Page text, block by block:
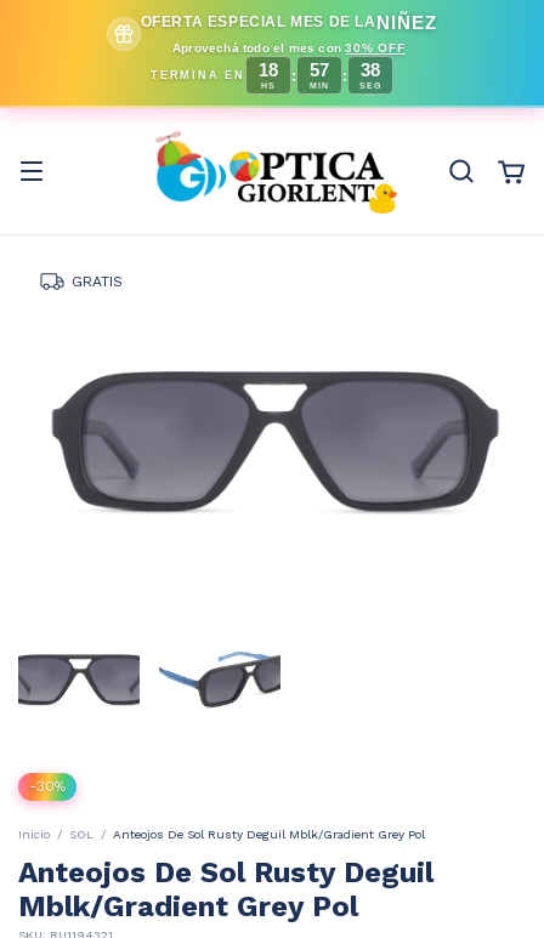
OFERTA ESPECIAL MES DE LANIÑEZ
Aprovechá todo el mes con30% OFF
TERMINA EN 18
HS
: 57
MIN
: 37
SEG
GRATIS
-30%
Inicio / SOL / Anteojos De Sol Rusty Deguil Mblk/Gradient Grey Pol
Anteojos De Sol Rusty Deguil
Mblk/Gradient Grey Pol
SKU: RU1194321